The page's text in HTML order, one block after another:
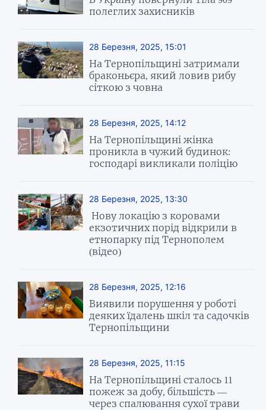
полеглих захисників
28 Березня, 2025, 15:01
На Тернопільщині затримали
браконьєра, який ловив рибу
сіткою з човна
28 Березня, 2025, 14:12
На Тернопільщині жінка
проникла в чужий будинок:
господарі викликали поліцію
28 Березня, 2025, 13:30
Нову локацію з коровами
екзотичних порід відкрили в
етнопарку під Тернополем
(відео)
28 Березня, 2025, 12:16
Виявили порушення у роботі
деяких їдалень шкіл та садочків
Тернопільщини
28 Березня, 2025, 11:15
На Тернопільщині сталось 11
пожеж за добу, більшість —
через спалювання сухої трави